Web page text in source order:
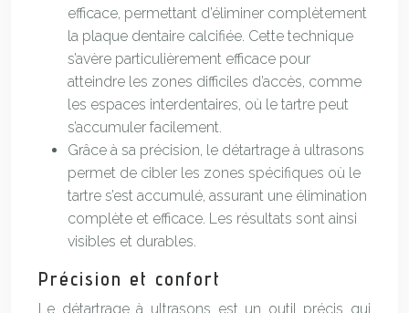
efficace, permettant d’éliminer complètement
la plaque dentaire calcifiée. Cette technique
s’avère particulièrement efficace pour
atteindre les zones difficiles d’accès, comme
les espaces interdentaires, où le tartre peut
s’accumuler facilement.
Grâce à sa précision, le détartrage à ultrasons
permet de cibler les zones spécifiques où le
tartre s’est accumulé, assurant une élimination
complète et efficace. Les résultats sont ainsi
visibles et durables.
Précision et confort
Le détartrage à ultrasons est un outil précis qui